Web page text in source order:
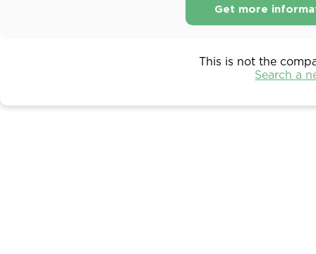
Get more
This is not the
Search a